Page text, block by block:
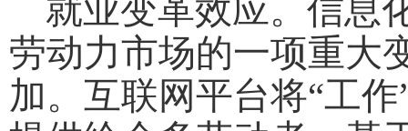
就业变革效应。信息
劳动力市场的一项重大
加。互联网平台将“工